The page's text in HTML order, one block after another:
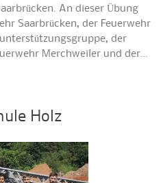
An dieser Übung
Saarbrücken, der Feuerwehr
der
Merchweiler und der…
Holz